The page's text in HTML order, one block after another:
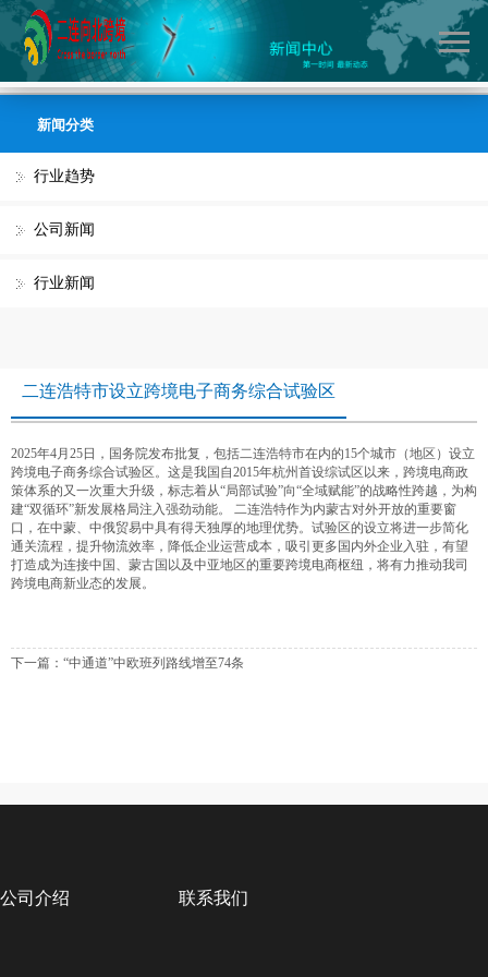
TEL:13722090693
新闻分类
行业趋势
公司新闻
行业新闻
二连浩特市设立跨境电子商务综合试验区
2025年4月25日，国务院发布批复，包括二连浩特市在内的15个城市（地区）设立
跨境电子商务综合试验区。这是我国自2015年杭州首设综试区以来，跨境电商政
策体系的又一次重大升级，标志着从“局部试验”向“全域赋能”的战略性跨越，为构
建“双循环”新发展格局注入强劲动能。 二连浩特作为内蒙古对外开放的重要窗
口，在中蒙、中俄贸易中具有得天独厚的地理优势。试验区的设立将进一步简化
通关流程，提升物流效率，降低企业运营成本，吸引更多国内外企业入驻，有望
打造成为连接中国、蒙古国以及中亚地区的重要跨境电商枢纽，将有力推动我司
跨境电商新业态的发展。
下一篇： “中通道”中欧班列路线增至74条
公司介绍 联系我们